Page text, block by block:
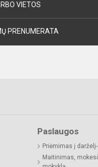
VIETOS
PRENUMERATA
Paslaugos
Priėmimas į
Maitinimas,